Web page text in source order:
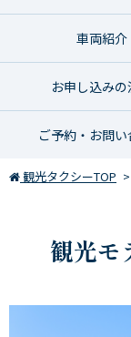
車両紹介
お申し込みの
ご予約・お問い
観光タクシーTOP
観光モ